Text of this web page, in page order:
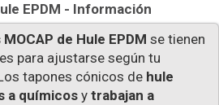
EPDM - Información
de Hule EPDM se tienen
para ajustarse según tu
tapones cónicos de hule
a químicos y trabajan a